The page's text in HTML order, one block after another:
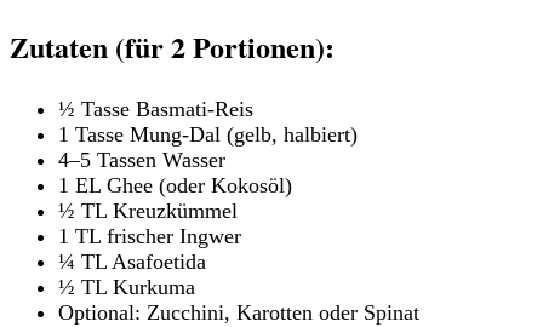
Zutaten (für 2 Portionen):
½ Tasse Basmati-Reis
1 Tasse Mung-Dal (gelb, halbiert)
4–5 Tassen Wasser
1 EL Ghee (oder Kokosöl)
½ TL Kreuzkümmel
1 TL frischer Ingwer
¼ TL Asafoetida
½ TL Kurkuma
Optional: Zucchini, Karotten oder Spinat